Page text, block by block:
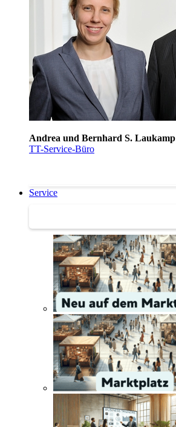
Andrea und Bernhard S. Laukamp
TT-Service-Büro
Service